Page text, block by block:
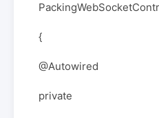
{
@Autowired
private